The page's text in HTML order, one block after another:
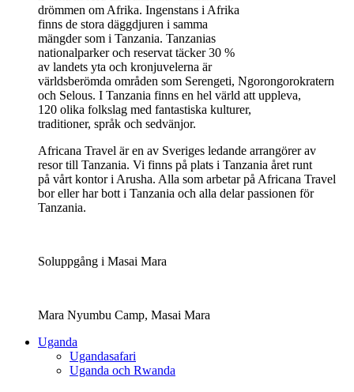
drömmen om Afrika. Ingenstans i Afrika
finns de stora däggdjuren i samma
mängder som i Tanzania. Tanzanias
nationalparker och reservat täcker 30 %
av landets yta och kronjuvelerna är
världsberömda områden som Serengeti, Ngorongorokratern
och Selous. I Tanzania finns en hel värld att uppleva,
120 olika folkslag med fantastiska kulturer,
traditioner, språk och sedvänjor.
Africana Travel är en av Sveriges ledande arrangörer av
resor till Tanzania. Vi finns på plats i Tanzania året runt
på vårt kontor i Arusha. Alla som arbetar på Africana Travel
bor eller har bott i Tanzania och alla delar passionen för
Tanzania.
Soluppgång i Masai Mara
Mara Nyumbu Camp, Masai Mara
Uganda
Ugandasafari
Uganda och Rwanda